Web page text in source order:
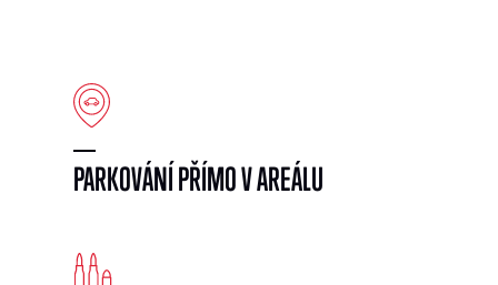
PARKOVÁNÍ PŘÍMO V AREÁLU